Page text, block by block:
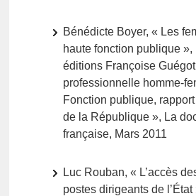
Bénédicte Boyer, « Les
haute fonction publique »,
éditions Françoise
professionnelle homme-
Fonction publique,
de la République », La
française, Mars 2011
Luc Rouban, « L’accès
postes dirigeants de